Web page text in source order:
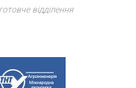
відділення